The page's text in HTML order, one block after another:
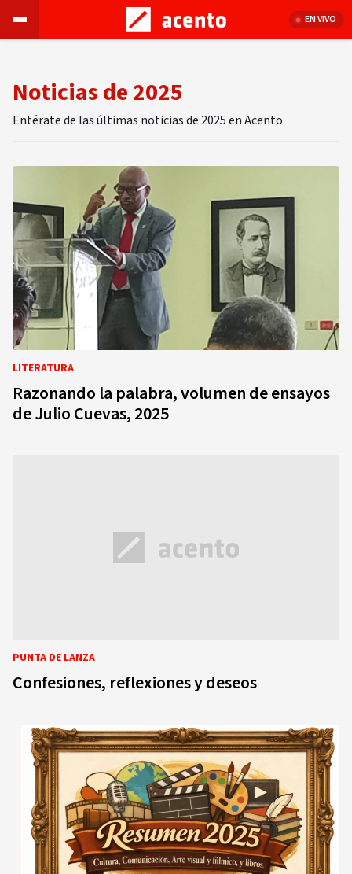
EN VIVO
Noticias de 2025
Entérate de las últimas noticias de 2025 en Acento
LITERATURA
Razonando la palabra, volumen de ensayos
de Julio Cuevas, 2025
PUNTA DE LANZA
Confesiones, reflexiones y deseos